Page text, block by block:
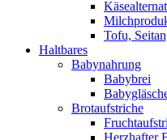
Tofu,
Haltbares
Babynahrung
Babybrei
Brotaufstriche
Herzhafter